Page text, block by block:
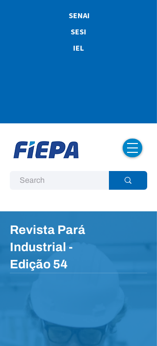
SENAI
SESI
IEL
Revista Pará
Industrial -
Edição 54